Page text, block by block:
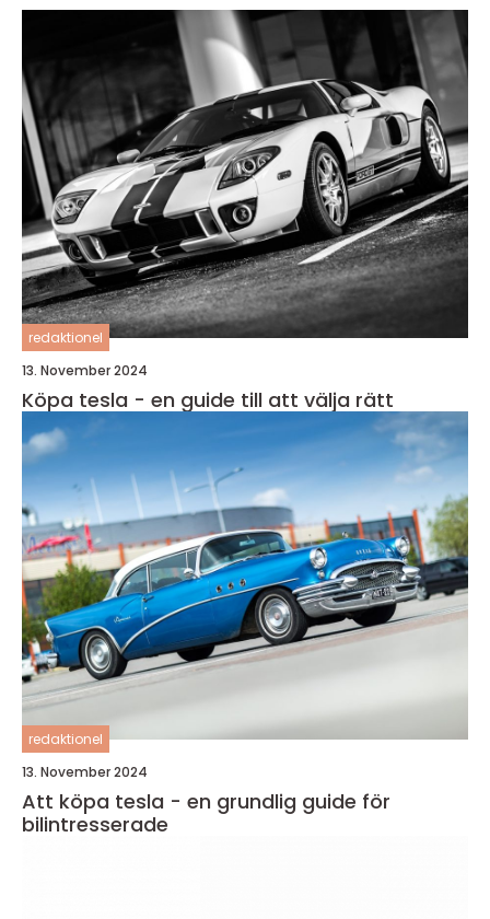
redaktionel
13. November 2024
Köpa tesla - en guide till att välja rätt
redaktionel
13. November 2024
Att köpa tesla - en grundlig guide för
bilintresserade